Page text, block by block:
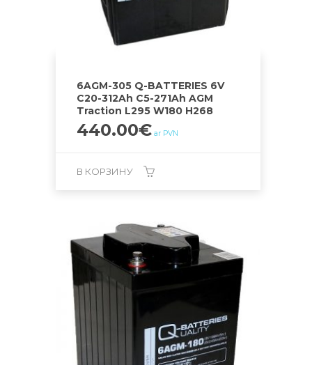
6AGM-305 Q-BATTERIES 6V
C20-312Ah C5-271Ah AGM
Traction L295 W180 H268
440.00€ ar PVN
В КОРЗИНУ